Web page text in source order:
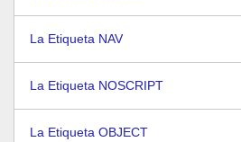
La Etiqueta NAV
La Etiqueta NOSCRIPT
La Etiqueta OBJECT